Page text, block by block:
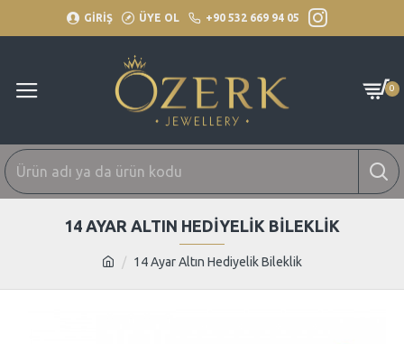
GİRİŞ ÜYE OL +90 532 669 94 05
0
14 Ayar Altın Hediyelik Bileklik
14 AYAR ALTIN HEDIYELIK BILEKLIK